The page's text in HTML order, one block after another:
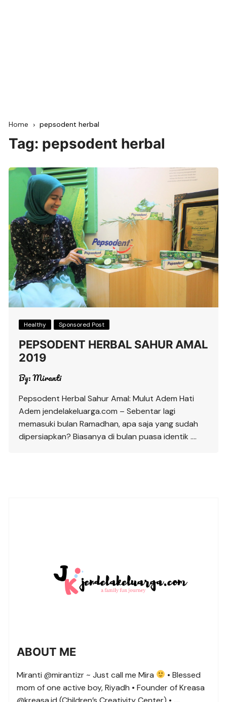
Home pepsodent herbal
Tag: pepsodent herbal
Healthy Sponsored Post
PEPSODENT HERBAL SAHUR AMAL
2019
By:Miranti
Pepsodent Herbal Sahur Amal: Mulut Adem Hati
Adem jendelakeluarga.com – Sebentar lagi
memasuki bulan Ramadhan, apa saja yang sudah
dipersiapkan? Biasanya di bulan puasa identik ….
ABOUT ME
Miranti @mirantizr ~ Just call me Mira
• Blessed
mom of one active boy, Riyadh • Founder of Kreasa